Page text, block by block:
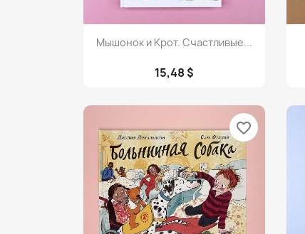
Просмотр
Мышонок и Крот. Счастливые...
15,48 $
favorite_border